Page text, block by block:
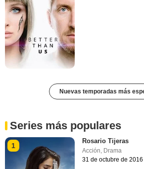
Nuevas temporadas más
Series más populares
1
Rosario Tijeras
Acción, Drama
31 de octubre de 2016